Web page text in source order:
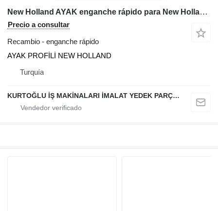
New Holland AYAK enganche rápido para New Holland B100-B110-B115 retroexcavadora
Precio a consultar
Recambio - enganche rápido
AYAK PROFİLİ NEW HOLLAND
Turquía
KURTOĞLU İŞ MAKİNALARI İMALAT YEDEK PARÇA LTD ŞTİ